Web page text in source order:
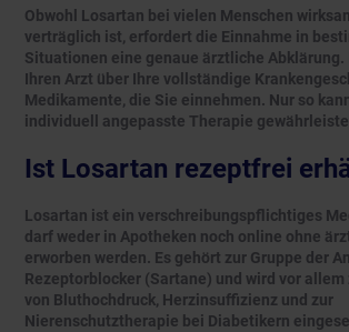
Obwohl Losartan bei vielen Menschen
verträglich ist, erfordert die Einnahme in
Situationen eine genaue ärztliche Abklärung.
Ihren Arzt über Ihre vollständige
Medikamente, die Sie einnehmen. Nur so
individuell angepasste Therapie
Ist Losartan rezeptfrei
Losartan ist ein verschreibungspflichtiges
darf weder in Apotheken noch online ohne
erworben werden. Es gehört zur Gruppe der
Rezeptorblocker (Sartane) und wird vor allem
von Bluthochdruck, Herzinsuffizienz und zur
Nierenschutztherapie bei Diabetikern